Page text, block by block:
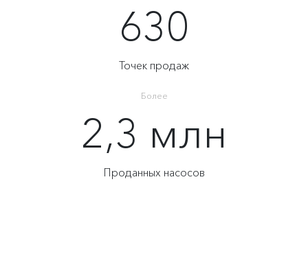
630
Точек продаж
Более
2,3 млн
Проданных насосов